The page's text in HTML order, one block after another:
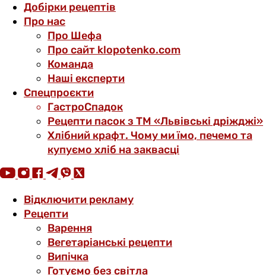
Добірки рецептів
Про нас
Про Шефа
Про сайт klopotenko.com
Команда
Наші експерти
Спецпроєкти
ГастроСпадок
Рецепти пасок з ТМ «Львівські дріжджі»
Хлібний крафт. Чому ми їмо, печемо та
купуємо хліб на заквасці
Відключити рекламу
Рецепти
Варення
Вегетаріанські рецепти
Випічка
Готуємо без світла